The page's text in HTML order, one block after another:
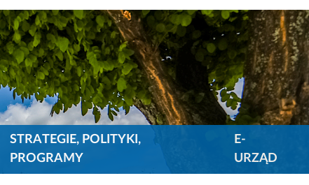
STRATEGIE, POLITYKI,
PROGRAMY
E-
URZĄD